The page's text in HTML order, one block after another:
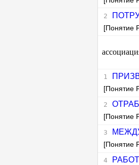
[Понятие
[Понятие
[Понятие
[Понятие